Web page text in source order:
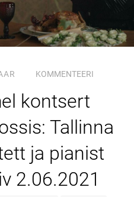
KOMMENTEERI
kontsert
Tallinna
ja pianist
2.06.2021